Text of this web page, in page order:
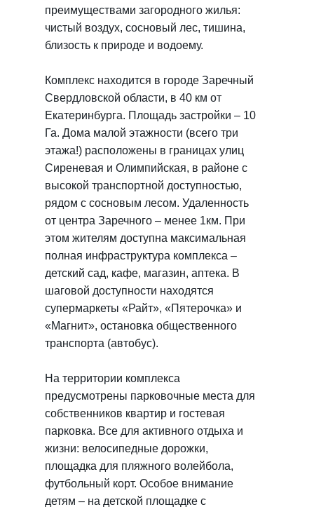
преимуществами загородного жилья:
чистый воздух, сосновый лес, тишина,
близость к природе и водоему.
Комплекс находится в городе Заречный
Свердловской области, в 40 км от
Екатеринбурга. Площадь застройки – 10
Га. Дома малой этажности (всего три
этажа!) расположены в границах улиц
Сиреневая и Олимпийская, в районе с
высокой транспортной доступностью,
рядом с сосновым лесом. Удаленность
от центра Заречного – менее 1км. При
этом жителям доступна максимальная
полная инфраструктура комплекса –
детский сад, кафе, магазин, аптека. В
шаговой доступности находятся
супермаркеты «Райт», «Пятерочка» и
«Магнит», остановка общественного
транспорта (автобус).
На территории комплекса
предусмотрены парковочные места для
собственников квартир и гостевая
парковка. Все для активного отдыха и
жизни: велосипедные дорожки,
площадка для пляжного волейбола,
футбольный корт. Особое внимание
детям – на детской площадке с